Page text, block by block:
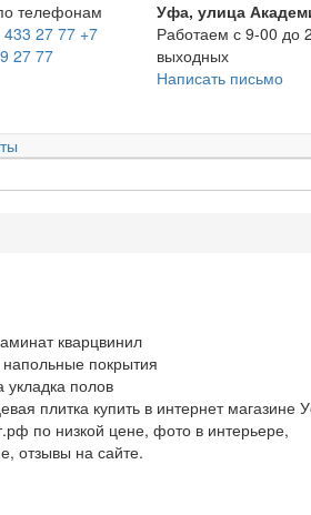
телефонам
433 27 77 +7
27 77
Уфа, улица
Работаем с 9-00 до
выходных
Написать письмо
кварцвинил
напольные покрытия
укладка полов